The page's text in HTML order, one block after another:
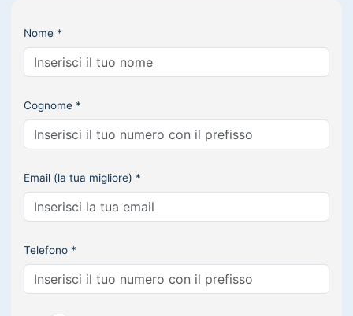
Nome *
Cognome *
Email (la tua migliore) *
Telefono *